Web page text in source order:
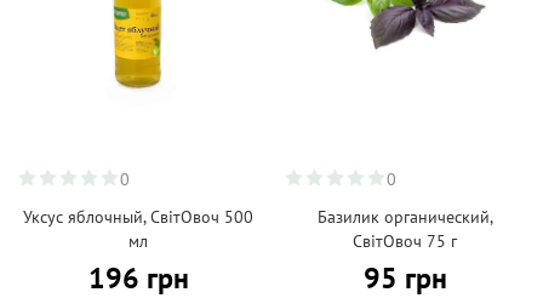
0
Уксус яблочный, СвітОвоч 500
мл
196 грн
0
Базилик органический,
СвітОвоч 75 г
95 грн